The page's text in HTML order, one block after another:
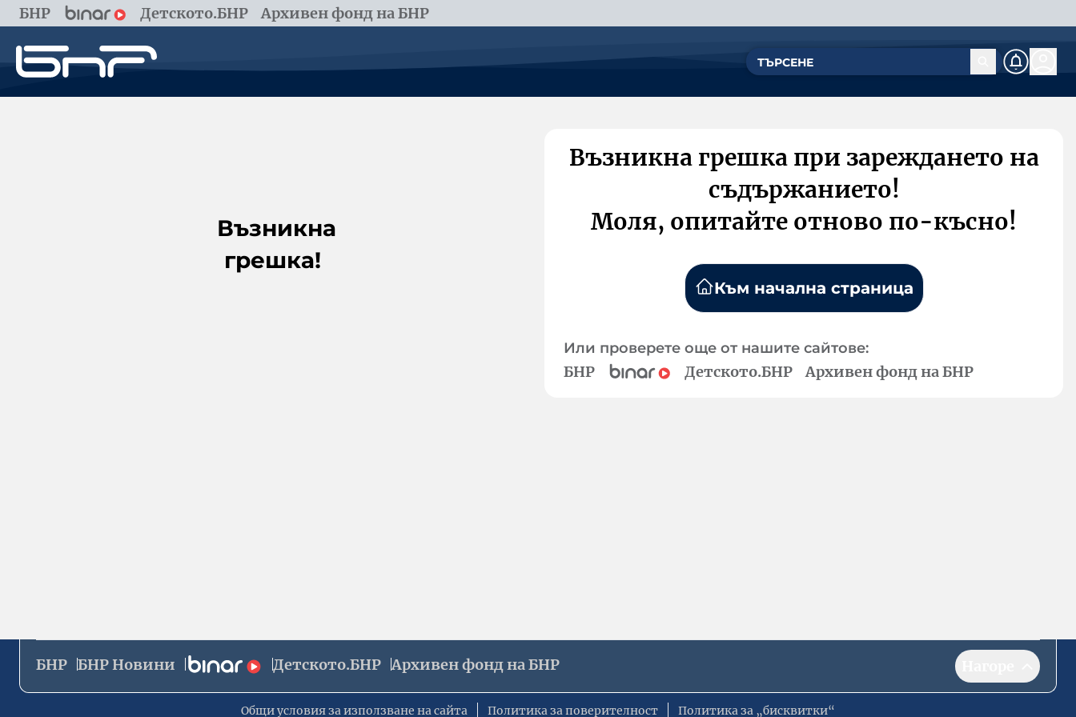
БНР Детското.БНР Архивен фонд на БНР
Възникна
грешка!
Възникна грешка при зареждането на
съдържанието!
Моля, опитайте отново по-късно!
Към начална страница
Или проверете още от нашите сайтове:
БНР Детското.БНР Архивен фонд на БНР
БНР БНР Новини Детското.БНР Архивен фонд на БНР
Общи условия за използване на сайта Политика за поверителност Политика за „бисквитки“